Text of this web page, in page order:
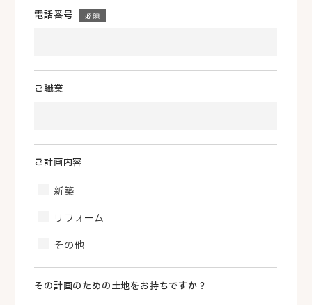
電話番号 必須
ご職業
ご計画内容
新築
リフォーム
その他
その計画のための土地をお持ちですか？